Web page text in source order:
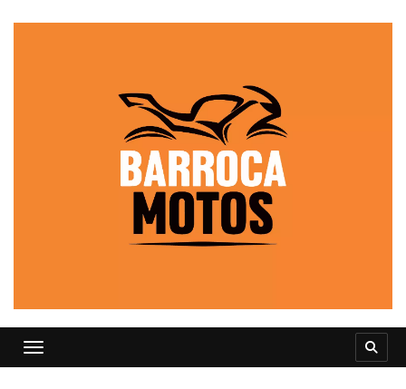
Toggle navigation